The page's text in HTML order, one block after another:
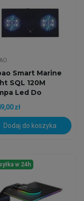
Smart Marine
SQL 120M
Led Do
zł
Dodaj do koszyka
w 24h